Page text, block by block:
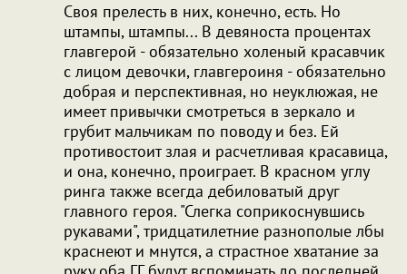
Своя прелесть в них, конечно, есть. Но
штампы, штампы... В девяноста процентах
главгерой - обязательно холеный красавчик
с лицом девочки, главгероиня - обязательно
добрая и перспективная, но неуклюжая, не
имеет привычки смотреться в зеркало и
грубит мальчикам по поводу и без. Ей
противостоит злая и расчетливая красавица,
и она, конечно, проиграет. В красном углу
ринга также всегда дебиловатый друг
главного героя. "Слегка соприкоснувшись
рукавами", тридцатилетние разнополые лбы
краснеют и мнутся, а страстное хватание за